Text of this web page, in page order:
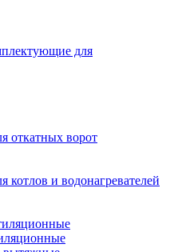
для
откатных ворот
и водонагревателей